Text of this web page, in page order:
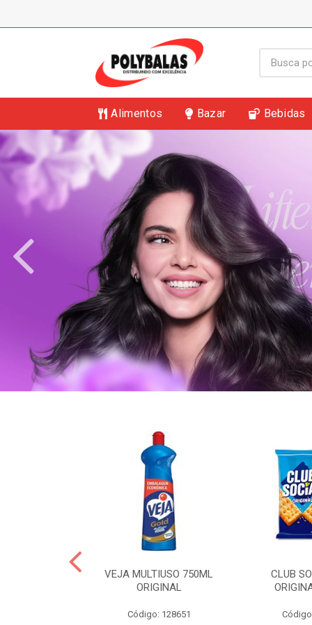
Alimentos Bazar Bebidas
VEJA MULTIUSO 750ML
ORIGINAL
Código: 128651
CLUB